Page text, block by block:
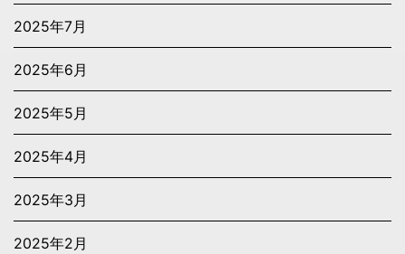
2025年7月
2025年6月
2025年5月
2025年4月
2025年3月
2025年2月